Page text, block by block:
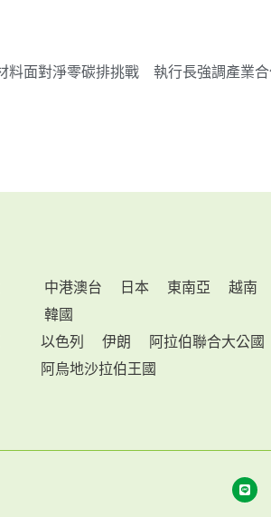
中港澳台 日本 東南亞
越南
韓國
以色列 伊朗
阿拉伯聯合大公國
阿烏地沙拉伯王國